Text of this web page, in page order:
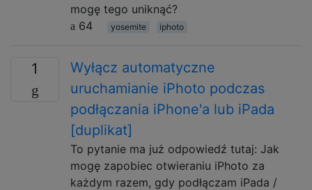
mogę tego uniknąć?
64
yosemite iphoto
1
Wyłącz automatyczne
uruchamianie iPhoto podczas
podłączania iPhone'a lub iPada
[duplikat]
To pytanie ma już odpowiedź tutaj: Jak
mogę zapobiec otwieraniu iPhoto za
każdym razem, gdy podłączam iPada /